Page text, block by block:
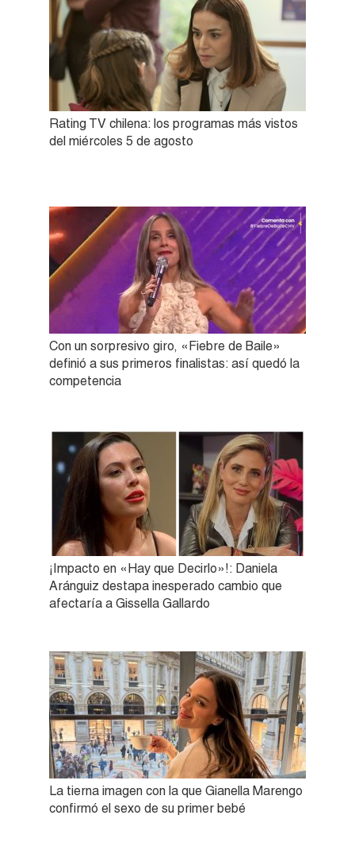
Rating TV chilena: los programas más vistos
del miércoles 5 de agosto
Con un sorpresivo giro, «Fiebre de Baile»
definió a sus primeros finalistas: así quedó la
competencia
¡Impacto en «Hay que Decirlo»!: Daniela
Aránguiz destapa inesperado cambio que
afectaría a Gissella Gallardo
La tierna imagen con la que Gianella Marengo
confirmó el sexo de su primer bebé